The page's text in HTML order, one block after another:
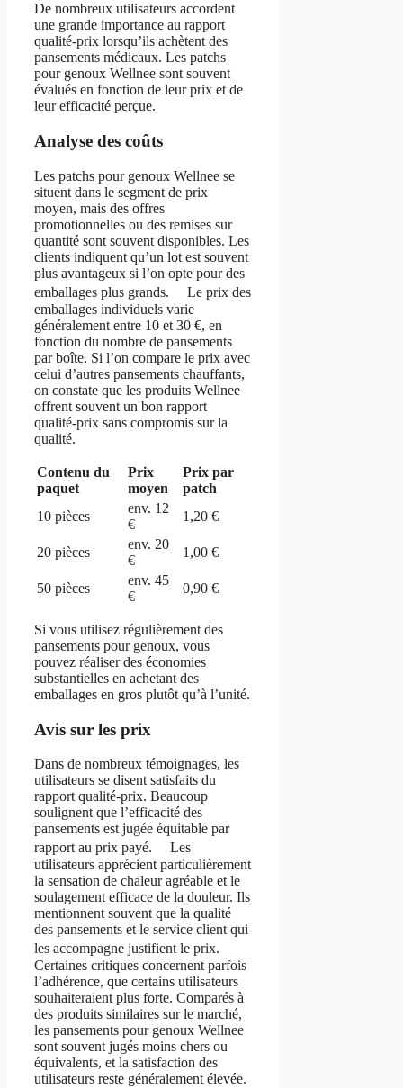
De nombreux utilisateurs accordent
une grande importance au rapport
qualité-prix lorsqu’ils achètent des
pansements médicaux. Les patchs
pour genoux Wellnee sont souvent
évalués en fonction de leur prix et de
leur efficacité perçue.
Analyse des coûts
Les patchs pour genoux Wellnee se
situent dans le segment de prix
moyen, mais des offres
promotionnelles ou des remises sur
quantité sont souvent disponibles. Les
clients indiquent qu’un lot est souvent
plus avantageux si l’on opte pour des
emballages plus grands. Le prix des
emballages individuels varie
généralement entre 10 et 30 €, en
fonction du nombre de pansements
par boîte. Si l’on compare le prix avec
celui d’autres pansements chauffants,
on constate que les produits Wellnee
offrent souvent un bon rapport
qualité-prix sans compromis sur la
qualité.
Contenu du
paquet
Prix
moyen
Prix par
patch
10 pièces
env. 12
€
1,20 €
20 pièces
env. 20
€
1,00 €
50 pièces
env. 45
€
0,90 €
Si vous utilisez régulièrement des
pansements pour genoux, vous
pouvez réaliser des économies
substantielles en achetant des
emballages en gros plutôt qu’à l’unité.
Avis sur les prix
Dans de nombreux témoignages, les
utilisateurs se disent satisfaits du
rapport qualité-prix. Beaucoup
soulignent que l’efficacité des
pansements est jugée équitable par
rapport au prix payé. Les
utilisateurs apprécient particulièrement
la sensation de chaleur agréable et le
soulagement efficace de la douleur. Ils
mentionnent souvent que la qualité
des pansements et le service client qui
les accompagne justifient le prix.
Certaines critiques concernent parfois
l’adhérence, que certains utilisateurs
souhaiteraient plus forte. Comparés à
des produits similaires sur le marché,
les pansements pour genoux Wellnee
sont souvent jugés moins chers ou
équivalents, et la satisfaction des
utilisateurs reste généralement élevée.